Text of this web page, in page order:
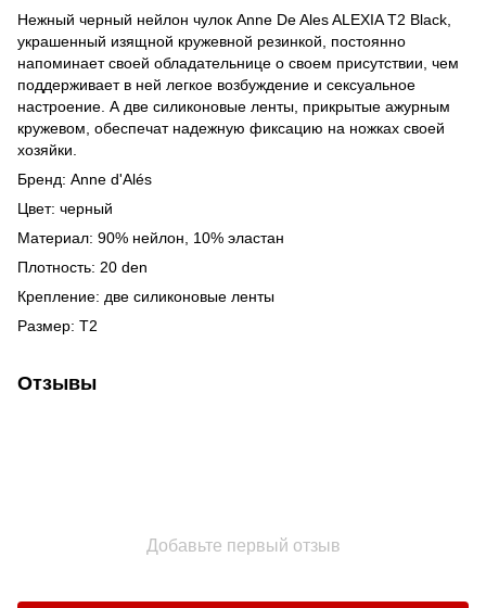
Нежный черный нейлон чулок Anne De Ales ALEXIA T2 Black,
украшенный изящной кружевной резинкой, постоянно
напоминает своей обладательнице о своем присутствии, чем
поддерживает в ней легкое возбуждение и сексуальное
настроение. А две силиконовые ленты, прикрытые ажурным
кружевом, обеспечат надежную фиксацию на ножках своей
хозяйки.
Бренд: Anne d'Alés
Цвет: черный
Материал: 90% нейлон, 10% эластан
Плотность: 20 den
Крепление: две силиконовые ленты
Размер: Т2
Отзывы
Добавьте первый отзыв